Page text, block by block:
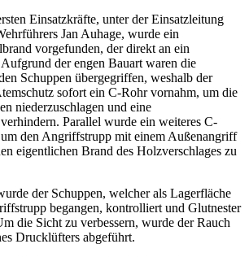
Einsatzkräfte, unter der Einsatzleitung
Jan Auhage, wurde ein
vorgefunden, der direkt an ein
der engen Bauart waren die
Schuppen übergegriffen, weshalb der
sofort ein C-Rohr vornahm, um die
niederzuschlagen und eine
Parallel wurde ein weiteres C-
den Angriffstrupp mit einem Außenangriff
eigentlichen Brand des Holzverschlages zu
der Schuppen, welcher als Lagerfläche
begangen, kontrolliert und Glutnester
die Sicht zu verbessern, wurde der Rauch
Drucklüfters abgeführt.